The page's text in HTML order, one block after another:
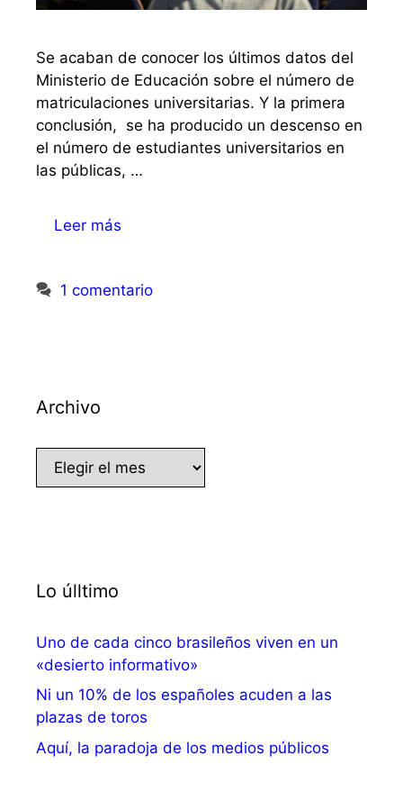
Se acaban de conocer los últimos datos del
Ministerio de Educación sobre el número de
matriculaciones universitarias. Y la primera
conclusión, se ha producido un descenso en
el número de estudiantes universitarios en
las públicas, …
Leer más
1 comentario
Archivo
Archivo
Lo úlltimo
Uno de cada cinco brasileños viven en un
«desierto informativo»
Ni un 10% de los españoles acuden a las
plazas de toros
Aquí, la paradoja de los medios públicos